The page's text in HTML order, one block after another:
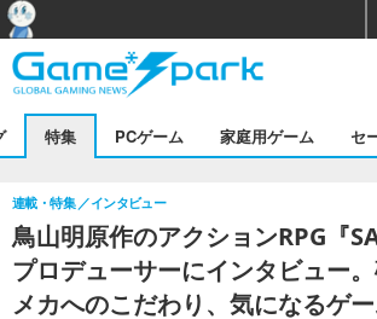
特集 PCゲーム 家庭用ゲーム セ
鳥山明原作のアクションRPG『
プロデューサーにインタビュー
メカへのこだわり、気になるゲ
連載・特集 インタビュー